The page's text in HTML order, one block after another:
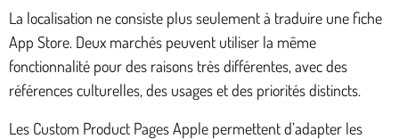
La localisation ne consiste plus seulement à traduire une fiche
App Store. Deux marchés peuvent utiliser la même
fonctionnalité pour des raisons très différentes, avec des
références culturelles, des usages et des priorités distincts.
Les Custom Product Pages Apple permettent d’adapter les